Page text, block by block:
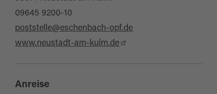
09645 9200-10
poststelle@eschenbach-opf.de
www.neustadt-am-kulm.de
Anreise